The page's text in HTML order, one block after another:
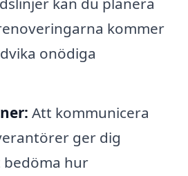
kommer
onödiga
Att kommunicera
ger dig
hur